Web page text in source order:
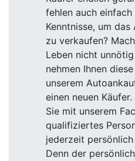
fehlen auch
Kenntnisse, um
zu verkaufen?
Leben nicht
nehmen Ihnen
unserem
einen neuen
Sie mit unserem
qualifiziertes
jederzeit
Denn der